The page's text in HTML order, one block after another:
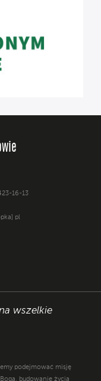
16-13
pl
wszelkie
podejmować misję
budowanie życia